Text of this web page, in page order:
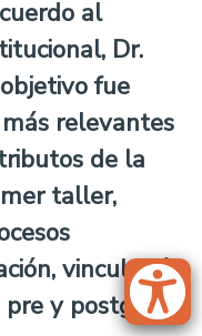
al
Dr.
fue
relevantes
de la
taller,
vinculación
y postgrado.